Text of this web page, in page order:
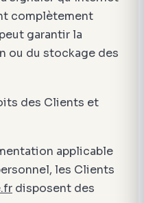
complètement
garantir la
ou du stockage des
des Clients et
applicable
les Clients
disposent des